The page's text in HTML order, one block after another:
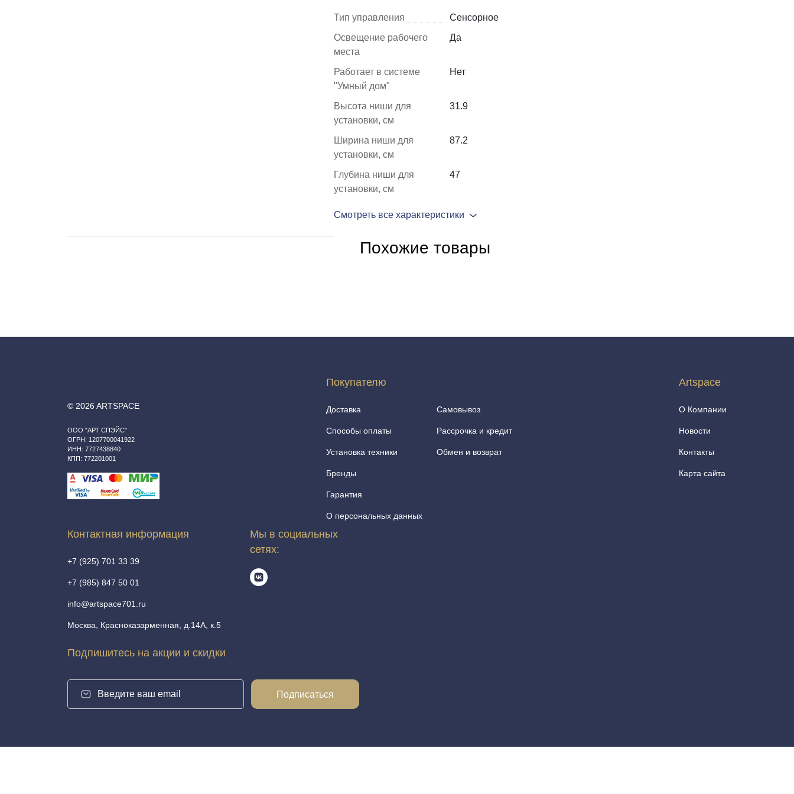
Шкафы и
стеллажи
Витрины
Шкафы
Стеллажи
Мебель для
Тип управления
Сенсорное
Освещение рабочего
места
Да
Работает в системе
"Умный дом"
Нет
Высота ниши для
установки, см
31.9
Ширина ниши для
установки, см
87.2
Глубина ниши для
установки, см
47
Смотреть все характеристики
Похожие товары
© 2026 ARTSPACE
ООО "АРТ СПЭЙС"
ОГРН: 1207700041922
ИНН: 7727438840
КПП: 772201001
Покупателю
Доставка
Способы оплаты
Установка техники
Бренды
Гарантия
О персональных данных
Самовывоз
Рассрочка и кредит
Обмен и возврат
Artspace
О Компании
Новости
Контакты
Карта сайта
Контактная информация
+7 (925) 701 33 39
+7 (985) 847 50 01
info@artspace701.ru
Москва, Красноказарменная, д.14А, к.5
Мы в социальных
сетях:
Подпишитесь на акции и скидки
Подписаться